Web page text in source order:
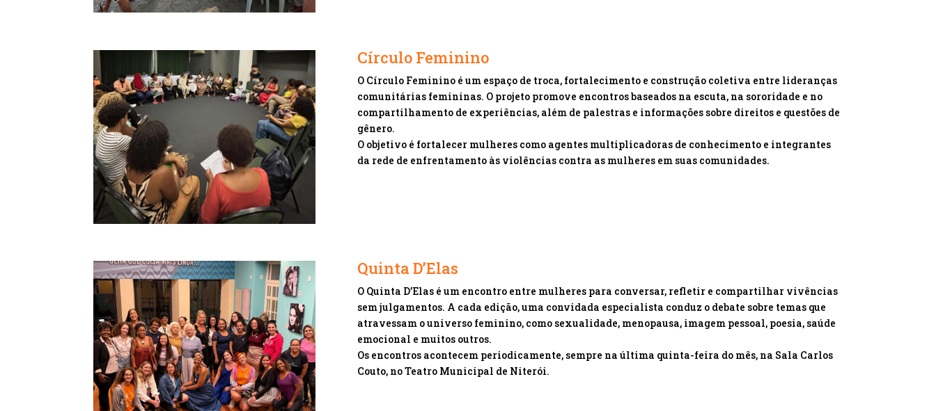
Círculo Feminino
O Círculo Feminino é um espaço de troca, fortalecimento e construção coletiva entre lideranças
comunitárias femininas. O projeto promove encontros baseados na escuta, na sororidade e no
compartilhamento de experiências, além de palestras e informações sobre direitos e questões de
gênero.
O objetivo é fortalecer mulheres como agentes multiplicadoras de conhecimento e integrantes
da rede de enfrentamento às violências contra as mulheres em suas comunidades.
Quinta D’Elas
O Quinta D’Elas é um encontro entre mulheres para conversar, refletir e compartilhar vivências
sem julgamentos. A cada edição, uma convidada especialista conduz o debate sobre temas que
atravessam o universo feminino, como sexualidade, menopausa, imagem pessoal, poesia, saúde
emocional e muitos outros.
Os encontros acontecem periodicamente, sempre na última quinta-feira do mês, na Sala Carlos
Couto, no Teatro Municipal de Niterói.